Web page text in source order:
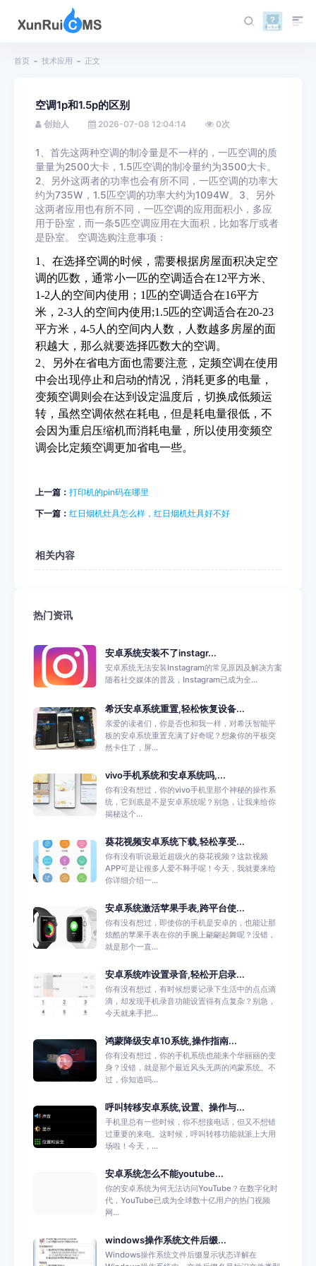
首页 技术应用 正文
空调1p和1.5p的区别
创始人 2026-07-08 12:04:14 0次
1、首先这两种空调的制冷量是不一样的，一匹空调的质
量量为2500大卡，1.5匹空调的制冷量约为3500大卡。
2、另外这两者的功率也会有所不同，一匹空调的功率大
约为735W，1.5匹空调的功率大约为1094W。3、另外
这两者应用也有所不同，一匹空调的应用面积小，多应
用于卧室，而一条5匹空调应用在大面积，比如客厅或者
是卧室。 空调选购注意事项：
1、在选择空调的时候，需要根据房屋面积决定空
调的匹数，通常小一匹的空调适合在12平方米、
1-2人的空间内使用；1匹的空调适合在16平方
米，2-3人的空间内使用;1.5匹的空调适合在20-23
平方米，4-5人的空间内人数，人数越多房屋的面
积越大，那么就要选择匹数大的空调。
2、另外在省电方面也需要注意，定频空调在使用
中会出现停止和启动的情况，消耗更多的电量，
变频空调则会在达到设定温度后，切换成低频运
转，虽然空调依然在耗电，但是耗电量很低，不
会因为重启压缩机而消耗电量，所以使用变频空
调会比定频空调更加省电一些。
上一篇： 打印机的pin码在哪里
下一篇： 红日烟机灶具怎么样，红日烟机灶具好不好
相关内容
热门资讯
安卓系统安装不了instagr...
安卓系统无法安装Instagram的常见原因及解决方案
随着社交媒体的普及，Instagram已成为全...
希沃安卓系统重置,轻松恢复设备...
亲爱的读者们，你是否也和我一样，对希沃智能平
板的安卓系统重置充满了好奇呢？想象你的平板突
然卡住了，屏...
vivo手机系统和安卓系统吗,...
你有没有想过，你的vivo手机里那个神秘的操作系
统，它到底是不是安卓系统呢？别急，让我来给你
揭秘这个...
葵花视频安卓系统下载,轻松享受...
你有没有听说最近超级火的葵花视频？这款视频
APP可是让很多人爱不释手呢！今天，我就要来给
你详细介绍一...
安卓系统激活苹果手表,跨平台使...
你有没有想过，即使你的手机是安卓的，也能让那
炫酷的苹果手表在你的手腕上翩翩起舞呢？没错，
就是那个一直...
安卓系统咋设置录音,轻松开启录...
你有没有想过，有时候想要记录下生活中的点点滴
滴，却发现手机录音功能设置得有点复杂？别急，
今天就来手把...
鸿蒙降级安卓10系统,操作指南...
你有没有想过，你的手机系统也能来个华丽丽的变
身？没错，就是那个最近风头无两的鸿蒙系统。不
过，你知道吗...
呼叫转移安卓系统,设置、操作与...
手机里总有一些时候，你不想接电话，但又不想错
过重要的来电。这时候，呼叫转移功能就派上大用
场啦！今天，...
安卓系统怎么不能youtube...
你的安卓系统为何无法访问YouTube？在数字化时
代，YouTube已成为全球数十亿用户的热门视频
网...
windows操作系统文件后缀...
Windows操作系统文件后缀显示状态详解在